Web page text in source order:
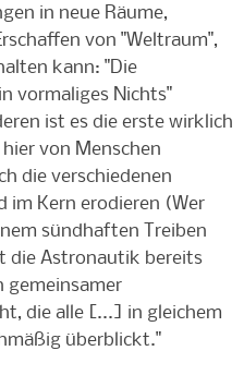
in neue Räume,
von "Weltraum",
kann: "Die
vormaliges Nichts"
ist es die erste wirklich
von Menschen
die verschiedenen
im Kern erodieren (Wer
sündhaften Treiben
die Astronautik bereits
gemeinsamer
die alle [...] in gleichem
überblickt."